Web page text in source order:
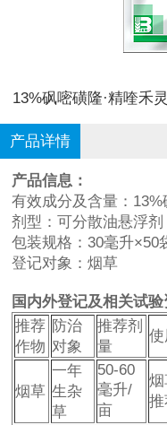
13%砜嘧磺隆·精喹禾
产品详情
产品信息：
有效成分及含量：13%
剂型：可分散油悬浮剂
包装规格：30毫升×50
登记对象：烟草
国内外登记及相关试
推荐
作物
防治
对象
推荐剂
量
烟草
一年
生杂
草
50-60
毫升/
亩
推